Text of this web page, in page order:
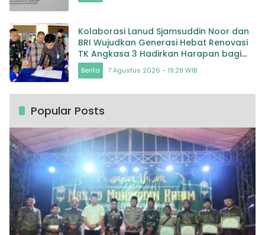
Kolaborasi Lanud Sjamsuddin Noor dan
BRI Wujudkan Generasi Hebat Renovasi
TK Angkasa 3 Hadirkan Harapan bagi
masa depan Bangsa
Berita 7 Agustus 2026 - 19:28 WIB
Popular Posts